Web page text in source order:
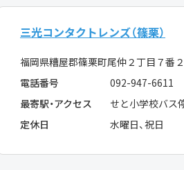
三光コンタクトレンズ（篠栗）
福岡県糟屋郡篠栗町尾仲２丁目７番
電話番号
092-947-6611
最寄駅・アクセス
せと小学校バス
定休日
水曜日、祝日